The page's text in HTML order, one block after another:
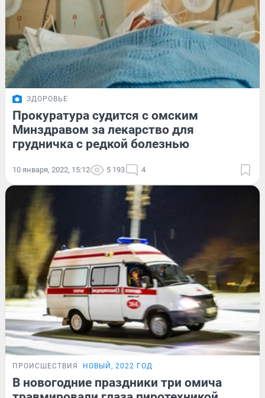
ЗДОРОВЬЕ
Прокуратура судится с омским
Минздравом за лекарство для
грудничка с редкой болезнью
10 января, 2022, 15:12 5 193 4
ПРОИСШЕСТВИЯ НОВЫЙ, 2022 ГОД
В новогодние праздники три омича